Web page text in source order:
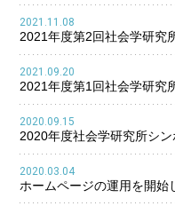
2021.11.08
2021年度第2回社会学研究
2021.09.20
2021年度第1回社会学研究
2020.09.15
2020年度社会学研究所シ
2020.03.04
ホームページの運用を開始